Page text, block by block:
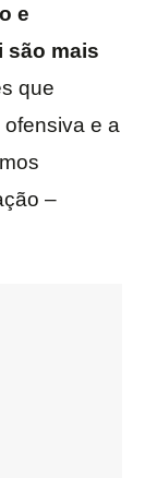
e
são mais
que
e a
–